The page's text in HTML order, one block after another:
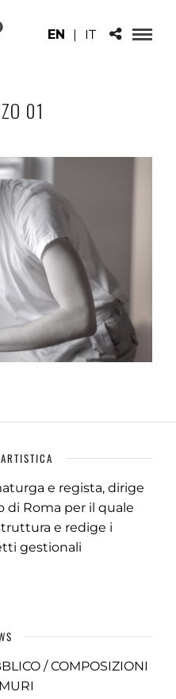
EN | IT
01
e regista, dirige
di Roma per il quale
e redige i
gestionali
/ COMPOSIZIONI